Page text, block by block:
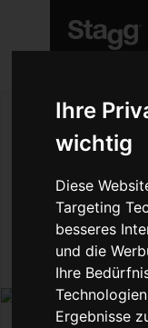
Ihre
wichtig
Diese
Targeting
besseres
und die
Ihre
Ergebnisse